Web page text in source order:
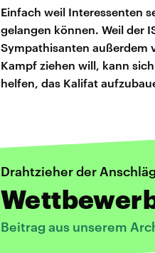
Einfach weil Interessenten
gelangen können. Weil der
Sympathisanten außerdem
Kampf ziehen will, kann
helfen, das Kalifat
Drahtzieher der
Beitrag aus unserem